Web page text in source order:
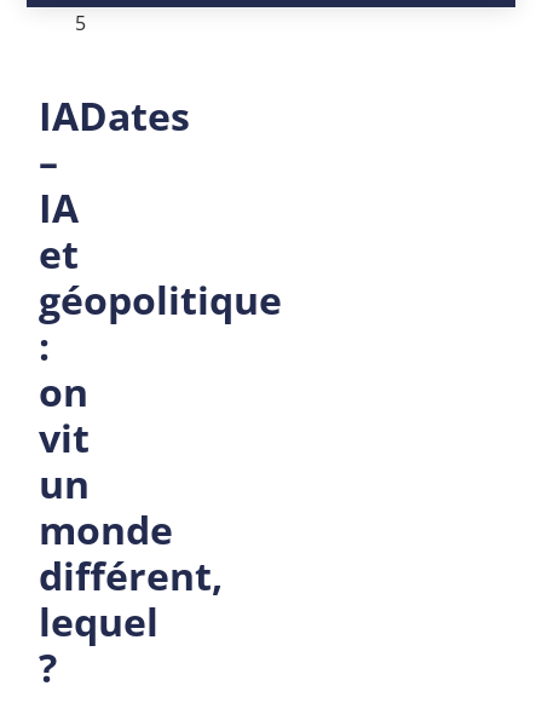
5
IADates
–
IA
et
géopolitique
:
on
vit
un
monde
différent,
lequel
?